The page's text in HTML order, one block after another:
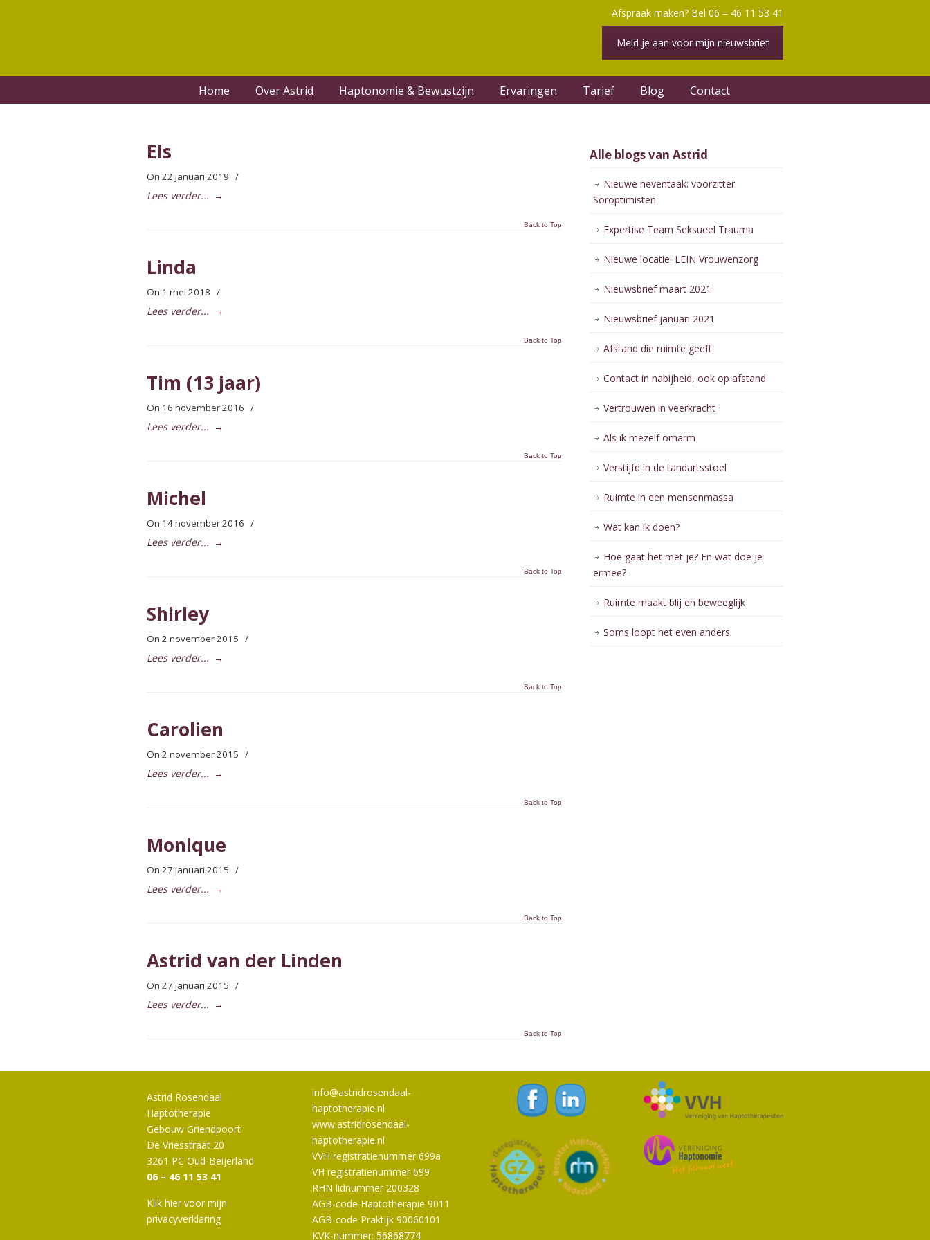
Afspraak maken? Bel 06 – 46 11 53 41
Meld je aan voor mijn nieuwsbrief
Home Over Astrid Haptonomie & Bewustzijn Ervaringen Tarief Blog Contact
Els
On 22 januari 2019 /
Lees verder... →
Back to Top
Linda
On 1 mei 2018 /
Lees verder... →
Back to Top
Tim (13 jaar)
On 16 november 2016 /
Lees verder... →
Back to Top
Michel
On 14 november 2016 /
Lees verder... →
Back to Top
Shirley
On 2 november 2015 /
Lees verder... →
Back to Top
Carolien
On 2 november 2015 /
Lees verder... →
Back to Top
Monique
On 27 januari 2015 /
Lees verder... →
Back to Top
Astrid van der Linden
On 27 januari 2015 /
Lees verder... →
Back to Top
Alle blogs van Astrid
Nieuwe neventaak: voorzitter
Soroptimisten
Expertise Team Seksueel Trauma
Nieuwe locatie: LEIN Vrouwenzorg
Nieuwsbrief maart 2021
Nieuwsbrief januari 2021
Afstand die ruimte geeft
Contact in nabijheid, ook op afstand
Vertrouwen in veerkracht
Als ik mezelf omarm
Verstijfd in de tandartsstoel
Ruimte in een mensenmassa
Wat kan ik doen?
Hoe gaat het met je? En wat doe je
ermee?
Ruimte maakt blij en beweeglijk
Soms loopt het even anders
Astrid Rosendaal
Haptotherapie
Gebouw Griendpoort
De Vriesstraat 20
3261 PC Oud-Beijerland
06 – 46 11 53 41
Klik hier voor mijn
privacyverklaring
info@astridrosendaal-
haptotherapie.nl
www.astridrosendaal-
haptotherapie.nl
VVH registratienummer 699a
VH registratienummer 699
RHN lidnummer 200328
AGB-code Haptotherapie 9011
AGB-code Praktijk 90060101
KVK-nummer: 56868774